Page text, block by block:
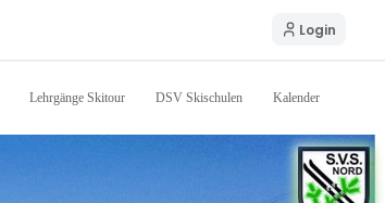
Login
Lehrgänge Skitour DSV Skischulen Kalender